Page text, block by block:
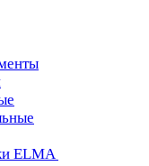
ELMA